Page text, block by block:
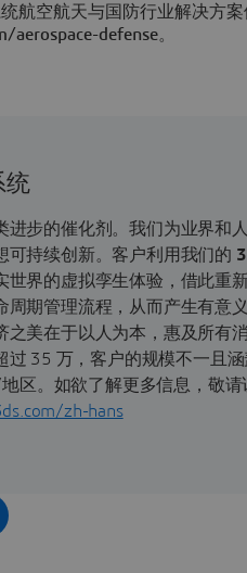
航空航天与国防行业解决方案
defense。
统
进步的催化剂。我们为业界和
可持续创新。客户利用我们的
世界的虚拟孪生体验，借此重
周期管理流程，从而产生有意
之美在于以人为本，惠及所有
过 35 万，客户的规模不一且
区。如欲了解更多信息，敬请
zh-hans